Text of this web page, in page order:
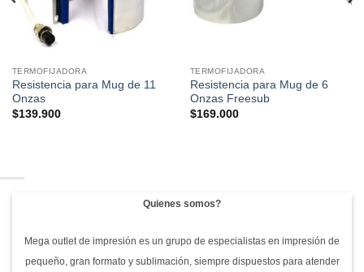
TERMOFIJADORA
Resistencia para Mug de 11
Onzas
$139.900
TERMOFIJADORA
Resistencia para Mug de 6
Onzas Freesub
$169.000
Quienes somos?
Mega outlet de impresión es un grupo de especialistas en impresión de
pequeño, gran formato y sublimación, siempre dispuestos para atender